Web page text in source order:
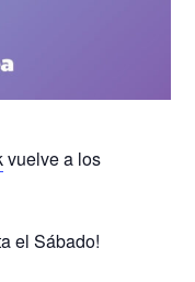
vuelve a los
el Sábado!